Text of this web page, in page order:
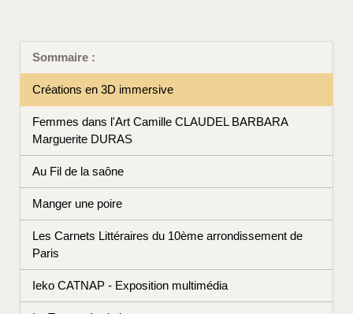
Sommaire :
Créations en 3D immersive
Femmes dans l'Art Camille CLAUDEL BARBARA
Marguerite DURAS
Au Fil de la saône
Manger une poire
Les Carnets Littéraires du 10ème arrondissement de
Paris
Ieko CATNAP - Exposition multimédia